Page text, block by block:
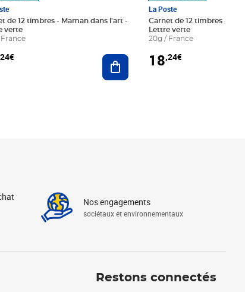
de 12 timbres - Maman dans l'art -
verte
Ajouter au panier
La Poste
Carnet de 12 timbres - Le
Lettre verte
20g / France
18,24€
Nos engagements
sociétaux et environnementaux
Restons connectés